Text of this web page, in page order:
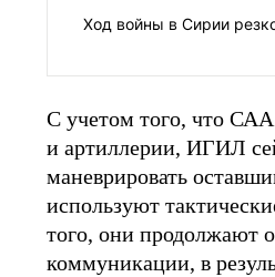
Ход войны в Сирии
С учетом того, что
и артиллерии, ИГИЛ
маневрировать
используют
того, они продолжают
коммуникации, в